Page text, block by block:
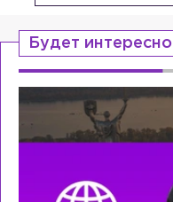
Будет интересно